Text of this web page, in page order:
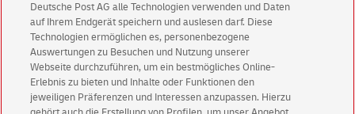
Abonnieren Sie unseren Newsletter
Immer informiert über exklusive Angebote und
Aktionen - jetzt mit Vorteil
Privatkundensichern sich einen5 € Gutschein
für POSTSCAN!
Deutsche Post AG alle Technologien verwenden und Daten
auf Ihrem Endgerät speichern und auslesen darf. Diese
Technologien ermöglichen es, personenbezogene
Auswertungen zu Besuchen und Nutzung unserer
Webseite durchzuführen, um ein bestmögliches Online-
Erlebnis zu bieten und Inhalte oder Funktionen den
jeweiligen Präferenzen und Interessen anzupassen. Hierzu